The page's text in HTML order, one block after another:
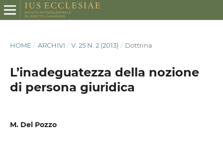
HOME / ARCHIVI / V. 25 N. 2 (2013) / Dottrina
L’inadeguatezza della nozione
di persona giuridica
M. Del Pozzo